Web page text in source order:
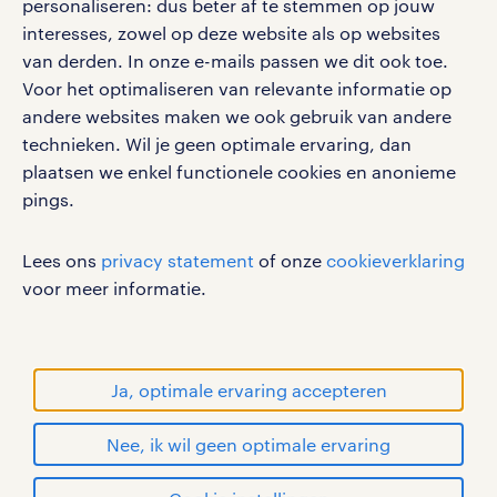
personaliseren: dus beter af te stemmen op jouw
interesses, zowel op deze website als op websites
van derden. In onze e-mails passen we dit ook toe.
Voor het optimaliseren van relevante informatie op
andere websites maken we ook gebruik van andere
technieken. Wil je geen optimale ervaring, dan
plaatsen we enkel functionele cookies en anonieme
pings.
Lees ons privacy statement of onze cookieverklaring
voor meer informatie.
Ja, optimale ervaring accepteren
Nee, ik wil geen optimale ervaring
werken bij randstad
gebruikersvoorwaarden
privacystatement
cookies
handelsmerken van Randstad N.V.
© Randstad 2026